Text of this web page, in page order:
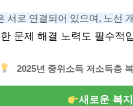
서로 연결되어 있으며, 노선
문제 해결 노력도 필수적
2025년 중위소득 저소득층
새로운 복